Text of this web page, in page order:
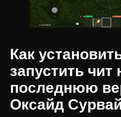
Как
запустить чит
последнюю
Оксайд